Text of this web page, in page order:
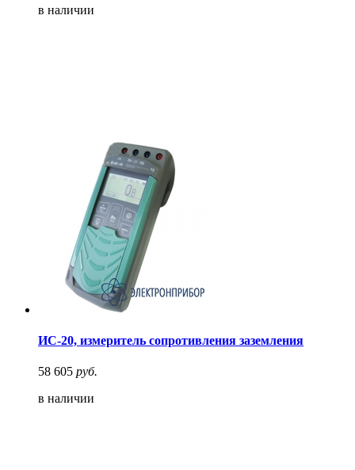
в наличии
ИС-20, измеритель сопротивления заземления
58 605 руб.
в наличии